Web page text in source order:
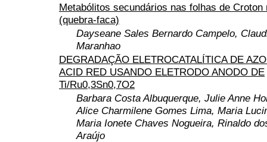
Metabólitos secundários nas folhas de Croton
(quebra-faca)
Dayseane Sales Bernardo Campelo,
Maranhao
DEGRADAÇÃO ELETROCATALÍTICA DE
ACID RED USANDO ELETRODO ANODO DE
Ti/Ru0,3Sn0,7O2
Barbara Costa Albuquerque, Julie Anne
Alice Charmilene Gomes Lima, Maria
Maria Ionete Chaves Nogueira, Rinaldo
Araújo